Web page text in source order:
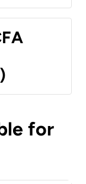
for